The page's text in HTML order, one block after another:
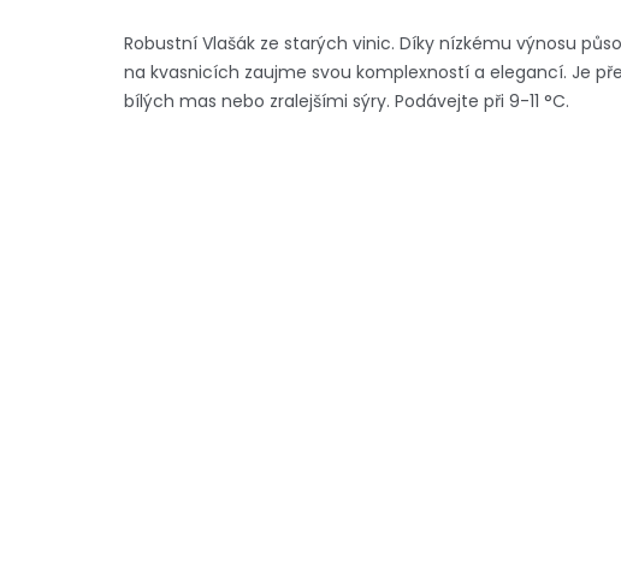
Robustní Vlašák ze starých vinic. Díky nízkému výnosu
na kvasnicích zaujme svou komplexností a elegancí. Je
bílých mas nebo zralejšími sýry. Podávejte při 9-11 °C.